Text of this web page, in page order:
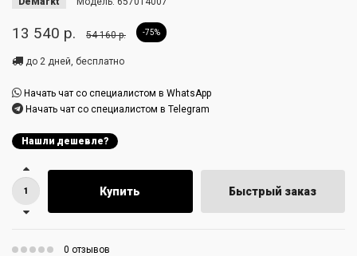
13 540 р. 54 160 р. -75%
до 2 дней, бесплатно
Начать чат со специалистом в WhatsApp
Начать чат со специалистом в Telegram
Нашли дешевле?
Купить Быстрый заказ
0 отзывов